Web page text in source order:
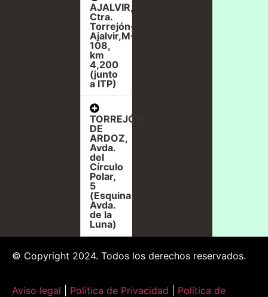
AJALVIR,
Ctra.
Torrejón-
Ajalvir,M-
108,
km
4,200
(junto
a ITP)
TORREJÓN
DE
ARDOZ,
Avda.
del
Círculo
Polar,
5
(Esquina
Avda.
de la
Luna)
© Copyright 2024. Todos los derechos reservados.
Aviso legal Política de Privacidad
Política de